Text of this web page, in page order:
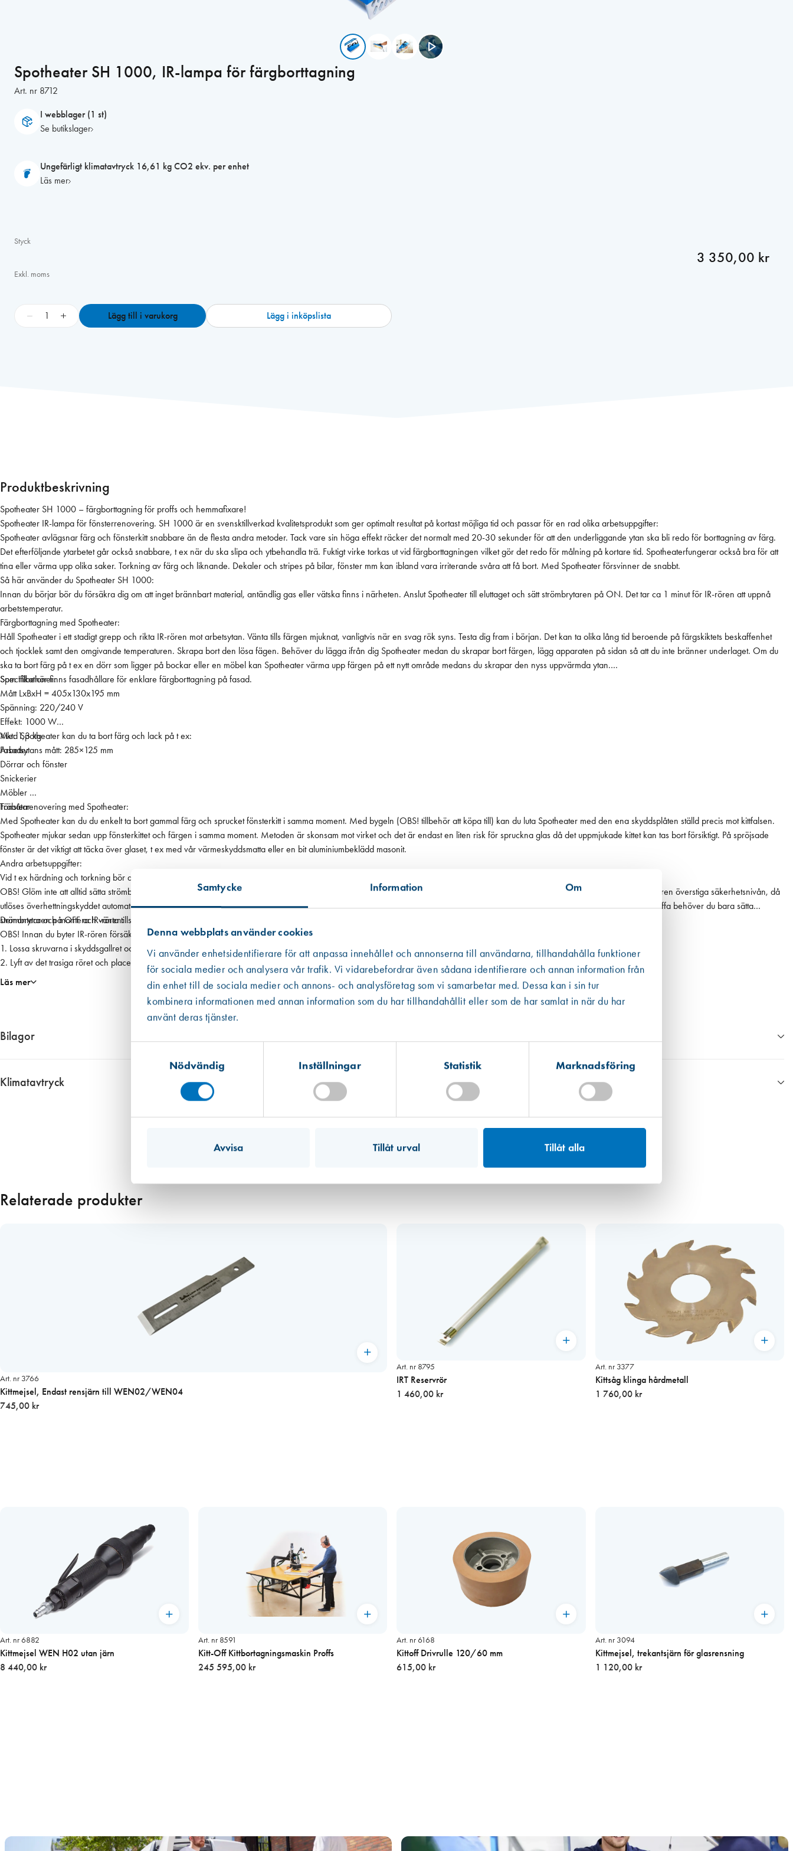
Samtycke Information Om
Denna webbplats använder cookies
Vi använder enhetsidentifierare för att anpassa innehållet och annonserna till användarna, tillhandahålla funktioner
för sociala medier och analysera vår trafik. Vi vidarebefordrar även sådana identifierare och annan information från
din enhet till de sociala medier och annons- och analysföretag som vi samarbetar med. Dessa kan i sin tur
kombinera informationen med annan information som du har tillhandahållit eller som de har samlat in när du har
använt deras tjänster.
Nödvändig
Inställningar Statistik Marknadsföring
Avvisa Tillåt urval Tillåt alla
Spotheater SH 1000, IR-lampa för färgborttagning
Art. nr 8712
I webblager (1 st)
Se butikslager
Ungefärligt klimatavtryck 16,61 kg CO2 ekv. per enhet
Läs mer
Styck
3 350,00 kr
Exkl. moms
0
0
0
,
I
R
-
l
a
m
p
a
f
ö
r
f
ä
r
g
b
o
r
t
t
a
g
n
i
n
g
m
ä
n
g
+ Lägg till i varukorg Lägg i inköpslista
Bilagor
8712__produktblad
Klimatavtryck
Ungefärligt klimatavtryck 16,61 kg CO2 ekv. per enhet
Informationen har vi fått fram genom i första hand en EPD om det finns tillgängligt, i andra hand data från en miljödatabas och i tredje hand från Boverkets databas eller annan data från tillverkaren.
Datan från EPD:er är att betrakta som mer tillförlitlig än den övriga informationen som ibland är mer schablonmässig. Om värdet har kommit från en EPD finns den som ett bifogat dokument under respektive produkt
i de allra flesta fall. Om redovisat värde har haft ett intervall eller om råvarans ursprung inte kunnat säkerställas har vi av trovärdighetsskäl valt det högsta värdet. För fogmassor har vi valt att även inkludera
Produktbeskrivning
Spotheater SH 1000 – färgborttagning för proffs och hemmafixare!
Spotheater IR-lampa för fönsterrenovering. SH 1000 är en svensktillverkad kvalitetsprodukt som ger optimalt resultat på kortast möjliga tid och passar för en rad olika arbetsuppgifter:
Spotheater avlägsnar färg och fönsterkitt snabbare än de flesta andra metoder. Tack vare sin höga effekt räcker det normalt med 20-30 sekunder för att den underliggande ytan ska bli redo för borttagning av färg.
Det efterföljande ytarbetet går också snabbare, t ex när du ska slipa och ytbehandla trä. Fuktigt virke torkas ut vid färgborttagningen vilket gör det redo för målning på kortare tid. Spotheaterfungerar också bra för att
tina eller värma upp olika saker. Torkning av färg och liknande. Dekaler och stripes på bilar, fönster mm kan ibland vara irriterande svåra att få bort. Med Spotheater försvinner de snabbt.
Så här använder du Spotheater SH 1000:
Innan du börjar bör du försäkra dig om att inget brännbart material, antändlig gas eller vätska finns i närheten. Anslut Spotheater till eluttaget och sätt strömbrytaren på ON. Det tar ca 1 minut för IR-rören att uppnå
arbetstemperatur.
Färgborttagning med Spotheater:
Håll Spotheater i ett stadigt grepp och rikta IR-rören mot arbetsytan. Vänta tills färgen mjuknat, vanligtvis när en svag rök syns. Testa dig fram i början. Det kan ta olika lång tid beroende på färgskiktets beskaffenhet
och tjocklek samt den omgivande temperaturen. Skrapa bort den lösa fägen. Behöver du lägga ifrån dig Spotheater medan du skrapar bort färgen, lägg apparaten på sidan så att du inte bränner underlaget. Om du
ska ta bort färg på t ex en dörr som ligger på bockar eller en möbel kan Spotheater värma upp färgen på ett nytt område medans du skrapar den nyss uppvärmda ytan.
Som tillbehör finns fasadhållare för enklare färgborttagning på fasad.
Specifikationer:
Mått LxBxH = 405x130x195 mm
Spänning: 220/240 V
Effekt: 1000 W
Vikt: 1,3 kg
Arbetsytans mått: 285×125 mm
Med Spotheater kan du ta bort färg och lack på t ex:
Fasader
Dörrar och fönster
Snickerier
Möbler
Träbåtar
Fönsterrenovering med Spotheater:
Med Spotheater kan du du enkelt ta bort gammal färg och sprucket fönsterkitt i samma moment. Med bygeln (OBS! tillbehör att köpa till) kan du luta Spotheater med den ena skyddsplåten ställd precis mot kittfalsen.
Spotheater mjukar sedan upp fönsterkittet och färgen i samma moment. Metoden är skonsam mot virket och det är endast en liten risk för spruckna glas då det uppmjukade kittet kan tas bort försiktigt. På spröjsade
fönster är det viktigt att täcka över glaset, t ex med vår värmeskyddsmatta eller en bit aluminiumbeklädd masonit.
Andra arbetsuppgifter:
Vid t ex härdning och torkning bör du testa dig fram till lagom avstånd och tid. Spotheater är mycket effektiv och kan, om du är oförsiktig, skada det underlag du önskar värma.
OBS! Glöm inte att alltid sätta strömbrytaren på OFF när du inte använder din Spotheater. Spotheater är utrustad med överhettningsskydd. I sällsynta fall kan temperaturen under IR-rören överstiga säkerhetsnivån, då
utlöses överhettningskyddet automatiskt. OBS! Lampan på ON-OFF-knappen fortsätter att lysa när överhettningsskyddet har löst ut även om apparaten slutat fungera. Skulle detta inträffa behöver du bara sätta
strömbrytaren på OFF och vänta tills Spotheater svalnat (Överhettningsskyddet återställer sig automatiskt).
Demontera och montera IR-rören:
OBS! Innan du byter IR-rören försäkra dig om att Spotheater inte är ansluten till eluttag och inte är varm.
1. Lossa skruvarna i skyddsgallret och lyft av det till sammans med elementskydden. Lossa därefter skruvarna som håller IRM-elementen på plats.
2. Lyft av det trasiga röret och placera ett nytt IRM500 på sin plats.
3. Fixera röret med ena handen och skruva med den andra. Röret är av glas och känsligt för yttre påverkan. Så se till att det sitter fast stadigt.
4. Återplacera elementskydden och skyddsgallret och skruva fast
Läs mer
Relaterade produkter
Art. nr 3766
Kittmejsel, Endast rensjärn till WEN02/WEN04
745,00 kr
Art. nr 8795
IRT Reservrör
1 460,00 kr
Art. nr 3377
Kittsåg klinga hårdmetall
1 760,00 kr
Art. nr 6882
Kittmejsel WEN H02 utan järn
8 440,00 kr
Art. nr 8591
Kitt-Off Kittbortagningsmaskin Proffs
245 595,00 kr
Art. nr 6168
Kittoff Drivrulle 120/60 mm
615,00 kr
Art. nr 3094
Kittmejsel, trekantsjärn för glasrensning
1 120,00 kr
Västberga
Slut i lager
Hitta hit
Mullsjö (lager)
Finns i lager (1 st)
Hitta hit